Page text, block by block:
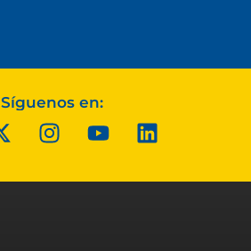
Síguenos en: